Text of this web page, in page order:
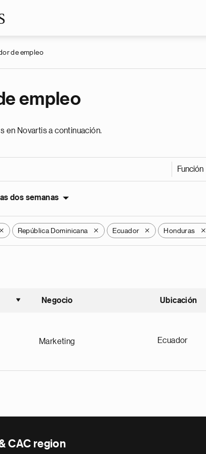
de empleo
empleo
en Novartis a continuación.
Función
dos semanas
X República Dominicana X Ecuador X Honduras X
Ordenar ascendente
Negocio Ubicación
Marketing Ecuador
CAC region